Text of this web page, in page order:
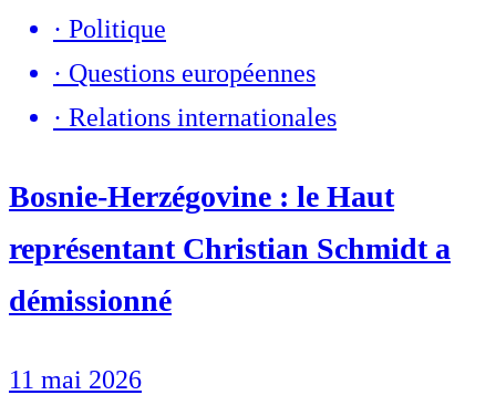
· Politique
· Questions européennes
· Relations internationales
Bosnie-Herzégovine : le Haut
représentant Christian Schmidt a
démissionné
11 mai 2026